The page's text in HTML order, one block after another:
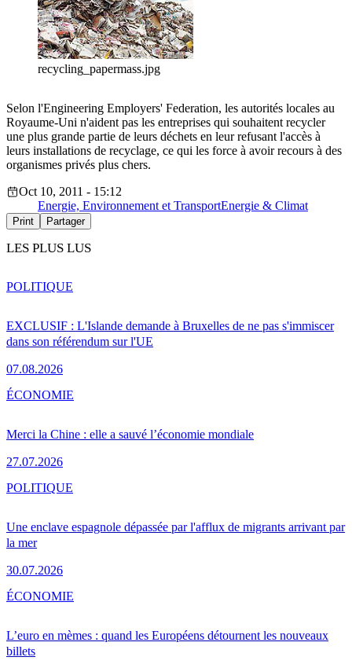
recycling_papermass.jpg
Selon l'Engineering Employers' Federation, les autorités locales au
Royaume-Uni n'aident pas les entreprises qui souhaitent recycler
une plus grande partie de leurs déchets en leur refusant l'accès à
leurs installations de recyclage, ce qui les force à avoir recours à des
organismes privés plus chers.
Oct 10, 2011 - 15:12
Energie, Environnement et TransportEnergie & Climat
Print Partager
LES PLUS LUS
EXCLUSIF : L'Islande demande à Bruxelles de ne pas s'immiscer
dans son référendum sur l'UE
07.08.2026
POLITIQUE
Merci la Chine : elle a sauvé l’économie mondiale
27.07.2026
ÉCONOMIE
Une enclave espagnole dépassée par l'afflux de migrants arrivant par
la mer
30.07.2026
POLITIQUE
L’euro en mèmes : quand les Européens détournent les nouveaux
billets
ÉCONOMIE